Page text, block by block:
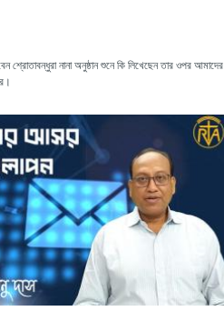
শ্রোতাবন্ধুরা নানা অনুষ্ঠান শুনে কি লিখেছেন তার ওপর আমাদের